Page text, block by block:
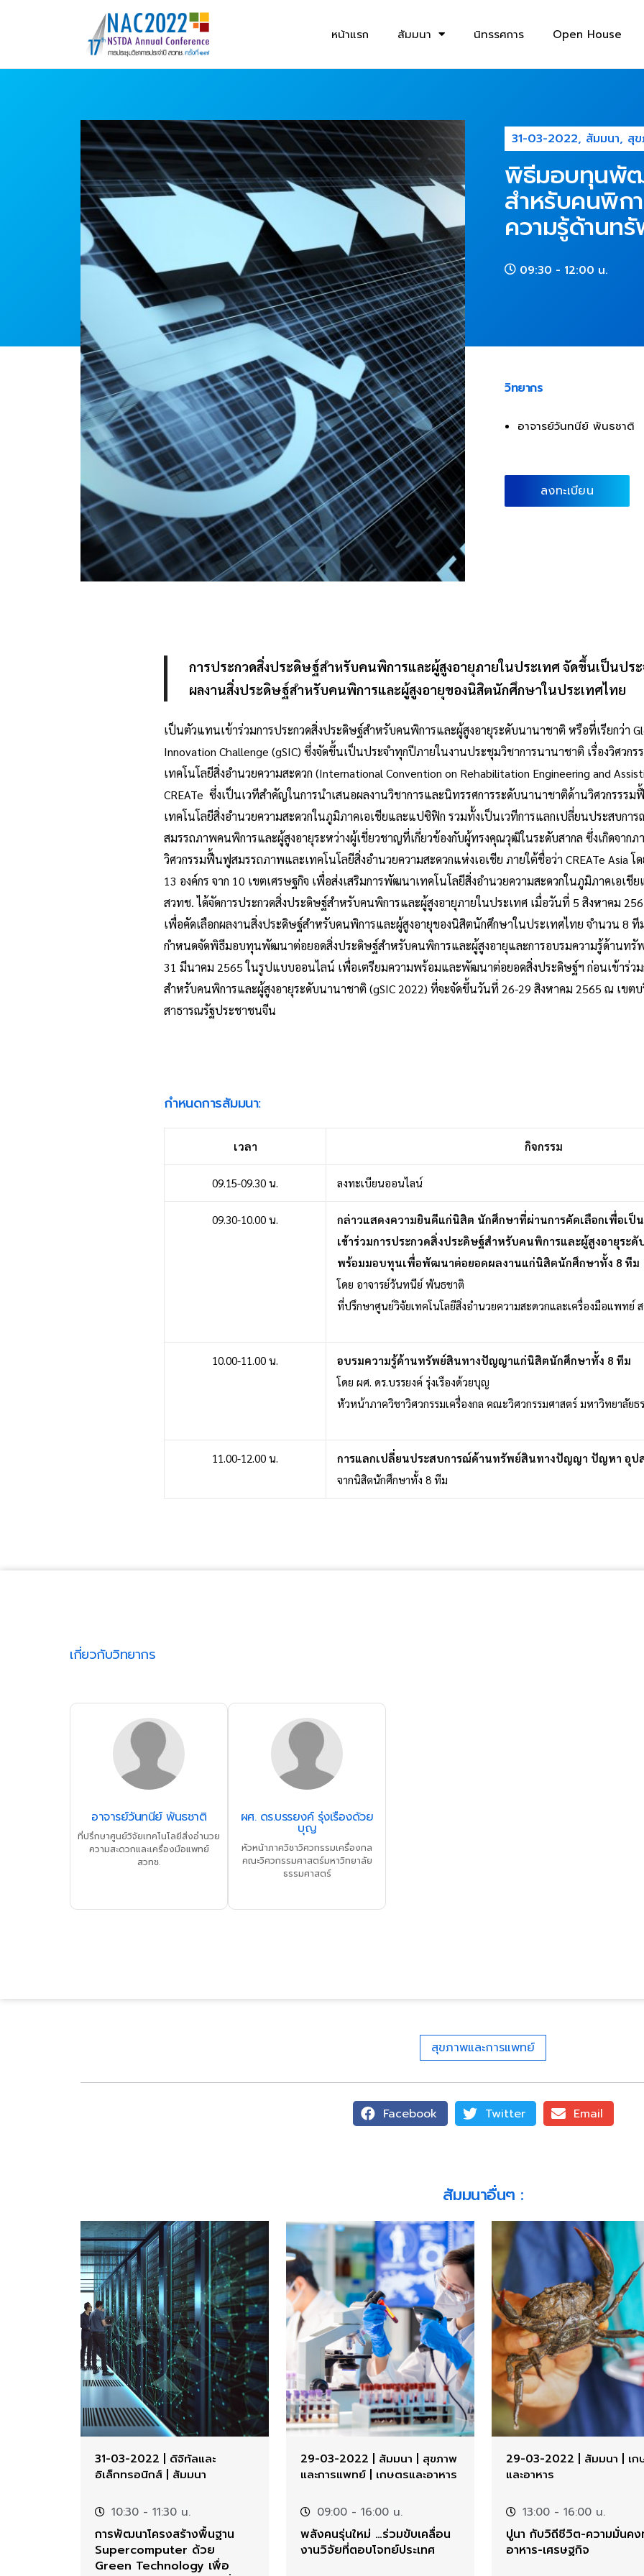
หน้าแรก สัมมนา นิทรรศการ Open House
31-03-2022, สัมมนา, สุ
พิธีมอบทุนพั
สำหรับคนพิก
ความรู้ด้าน
09:30 - 12:00 น.
วิทยากร
อาจารย์วันทนีย์ พันธชาติ
ลงทะเบียน
การประกวดสิ่งประดิษฐ์สำหรับคนพิการและผู้สูงอายุภายในประเทศ จัดขึ้นเป็นปร
ผลงานสิ่งประดิษฐ์สำหรับคนพิการและผู้สูงอายุของนิสิตนักศึกษาในประเทศไทย
เป็นตัวแทนเข้าร่วมการประกวดสิ่งประดิษฐ์สำหรับคนพิการและผู้สูงอายุระดับนานาชาติ หรือที่เรียกว่า
Innovation Challenge (gSIC) ซึ่งจัดขึ้นเป็นประจำทุกปีภายในงานประชุมวิชาการนานาชาติ เรื่องวิศว
เทคโนโลยีสิ่งอำนวยความสะดวก (International Convention on Rehabilitation Engineering and
CREATe ซึ่งเป็นเวทีสำคัญในการนำเสนอผลงานวิชาการและนิทรรศการระดับนานาชาติด้านวิศวกรรร
เทคโนโลยีสิ่งอำนวยความสะดวกในภูมิภาคเอเชียและแปซิฟิก รวมทั้งเป็นเวทีการแลกเปลี่ยนประสบกา
สมรรถภาพคนพิการและผู้สูงอายุระหว่างผู้เชี่ยวชาญที่เกี่ยวข้องกับผู้ทรงคุณวุฒิในระดับสากล ซึ่งเกิดจากภ
วิศวกรรมฟื้นฟูสมรรถภาพและเทคโนโลยีสิ่งอำนวยความสะดวกแห่งเอเชีย ภายใต้ชื่อว่า CREATe Asia โ
13 องค์กร จาก 10 เขตเศรษฐกิจ เพื่อส่งเสริมการพัฒนาเทคโนโลยีสิ่งอำนวยความสะดวกในภูมิภาคเอเชี
สวทช. ได้จัดการประกวดสิ่งประดิษฐ์สำหรับคนพิการและผู้สูงอายุภายในประเทศ เมื่อวันที่ 5 สิงหาคม
เพื่อคัดเลือกผลงานสิ่งประดิษฐ์สำหรับคนพิการและผู้สูงอายุของนิสิตนักศึกษาในประเทศไทย จำนวน 8
กำหนดจัดพิธีมอบทุนพัฒนาต่อยอดสิ่งประดิษฐ์สำหรับคนพิการและผู้สูงอายุและการอบรมความรู้ด้านท
31 มีนาคม 2565 ในรูปแบบออนไลน์ เพื่อเตรียมความพร้อมและพัฒนาต่อยอดสิ่งประดิษฐ์ฯ ก่อนเข้าร่วม
สำหรับคนพิการและผู้สูงอายุระดับนานาชาติ (gSIC 2022) ที่จะจัดขึ้นวันที่ 26-29 สิงหาคม 2565 ณ เขตบ
สาธารณรัฐประชาชนจีน
กำหนดการสัมมนา:
เวลา กิจกรรม
09.15-09.30 น. ลงทะเบียนออนไลน์
09.30-10.00 น.
กล่าวแสดงความยินดีแก่นิสิต นักศึกษาที่ผ่านการคัดเลือกเพื่อเป็
เข้าร่วมการประกวดสิ่งประดิษฐ์สำหรับคนพิการและผู้สูงอายุระดั
พร้อมมอบทุนเพื่อพัฒนาต่อยอดผลงานแก่นิสิตนักศึกษาทั้ง 8 ทีม
โดย อาจารย์วันทนีย์ พันธชาติ
ที่ปรึกษาศูนย์วิจัยเทคโนโลยีสิ่งอำนวยความสะดวกและเครื่องมือแพทย์
10.00-11.00 น.
อบรมความรู้ด้านทรัพย์สินทางปัญญาแก่นิสิตนักศึกษาทั้ง 8 ทีม
โดย ผศ. ดร.บรรยงค์ รุ่งเรืองด้วยบุญ
หัวหน้าภาควิชาวิศวกรรมเครื่องกล คณะวิศวกรรมศาสตร์ มหาวิทยาลัยธ
11.00-12.00 น.
การแลกเปลี่ยนประสบการณ์ด้านทรัพย์สินทางปัญญา ปัญหา อุป
จากนิสิตนักศึกษาทั้ง 8 ทีม
เกี่ยวกับวิทยากร
อาจารย์วันทนีย์ พันธชาติ
ที่ปรึกษาศูนย์วิจัยเทคโนโลยีสิ่งอำนวย
ความสะดวกและเครื่องมือแพทย์
สวทช.
ผศ. ดร.บรรยงค์ รุ่งเรืองด้วย
บุญ
หัวหน้าภาควิชาวิศวกรรมเครื่องกล
คณะวิศวกรรมศาสตร์มหาวิทยาลัย
ธรรมศาสตร์
สุขภาพและการแพทย์
Facebook Twitter Email
สัมมนาอื่นๆ ​:
31-03-2022
ดิจิทัลและ
อิเล็กทรอนิกส์
สัมมนา
10:30 - 11:30 น.
การพัฒนาโครงสร้างพื้นฐาน
Supercomputer ด้วย
Green Technology เพื่อ
29-03-2022 สัมมนา
สุขภาพ
และการแพทย์
เกษตรและอาหาร
09:00 - 16:00 น.
พลังคนรุ่นใหม่ …ร่วมขับเคลื่อน
งานวิจัยที่ตอบโจทย์ประเทศ
29-03-2022 สัมมนา
เ
และอาหาร
13:00 - 16:00 น.
ปูนา กับวิถีชีวิต-ความมั่นคง
อาหาร-เศรษฐกิจ